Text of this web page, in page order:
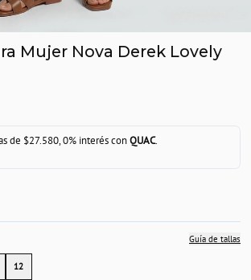
Mujer Nova Derek Lovely
de $27.580, 0% interés conQUAC.
Guía de tallas
12